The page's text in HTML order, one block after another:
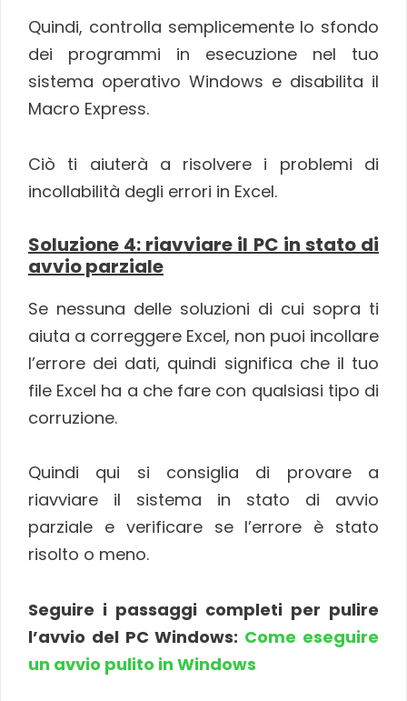
Quindi, controlla semplicemente lo sfondo
dei programmi in esecuzione nel tuo
sistema operativo Windows e disabilita il
Macro Express.
Ciò ti aiuterà a risolvere i problemi di
incollabilità degli errori in Excel.
Soluzione 4: riavviare il PC in stato di
avvio parziale
Se nessuna delle soluzioni di cui sopra ti
aiuta a correggere Excel, non puoi incollare
l’errore dei dati, quindi significa che il tuo
file Excel ha a che fare con qualsiasi tipo di
corruzione.
Quindi qui si consiglia di provare a
riavviare il sistema in stato di avvio
parziale e verificare se l’errore è stato
risolto o meno.
Seguire i passaggi completi per pulire
l’avvio del PC Windows: Come eseguire
un avvio pulito in Windows